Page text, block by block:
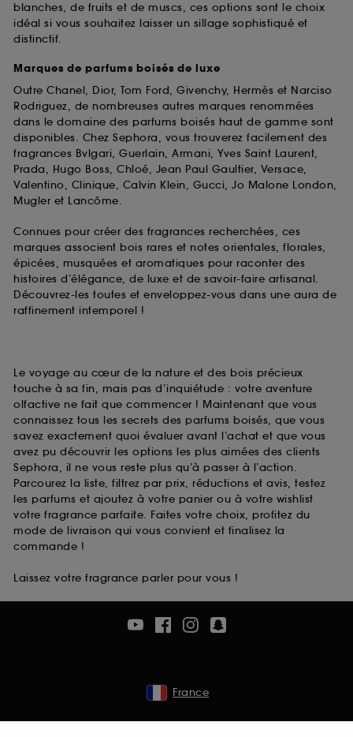
blanches, de fruits et de muscs, ces options sont le choix
idéal si vous souhaitez laisser un sillage sophistiqué et
distinctif.
Marques de parfums boisés de luxe
Outre Chanel, Dior, Tom Ford, Givenchy, Hermès et Narciso
Rodriguez, de nombreuses autres marques renommées
dans le domaine des parfums boisés haut de gamme sont
disponibles. Chez Sephora, vous trouverez facilement des
fragrances Bvlgari, Guerlain, Armani, Yves Saint Laurent,
Prada, Hugo Boss, Chloé, Jean Paul Gaultier, Versace,
Valentino, Clinique, Calvin Klein, Gucci, Jo Malone London,
Mugler et Lancôme.
Connues pour créer des fragrances recherchées, ces
marques associent bois rares et notes orientales, florales,
épicées, musquées et aromatiques pour raconter des
histoires d’élégance, de luxe et de savoir-faire artisanal.
Découvrez-les toutes et enveloppez-vous dans une aura de
raffinement intemporel !
Le voyage au cœur de la nature et des bois précieux
touche à sa fin, mais pas d’inquiétude : votre aventure
olfactive ne fait que commencer ! Maintenant que vous
connaissez tous les secrets des parfums boisés, que vous
savez exactement quoi évaluer avant l’achat et que vous
avez pu découvrir les options les plus aimées des clients
Sephora, il ne vous reste plus qu’à passer à l’action.
Parcourez la liste, filtrez par prix, réductions et avis, testez
les parfums et ajoutez à votre panier ou à votre wishlist
votre fragrance parfaite. Faites votre choix, profitez du
mode de livraison qui vous convient et finalisez la
commande !
Laissez votre fragrance parler pour vous !
France